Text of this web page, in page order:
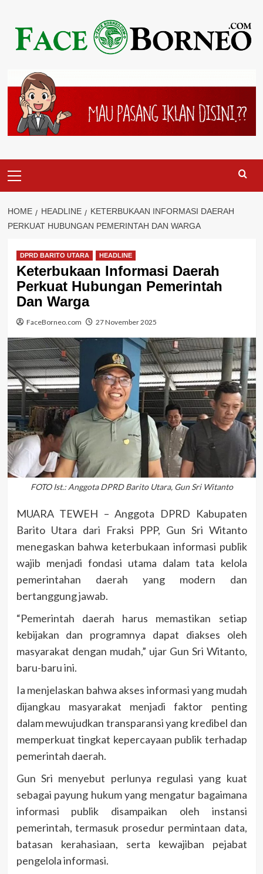
content
Menu
HOME HEADLINE
KETERBUKAAN INFORMASI DAERAH
PERKUAT HUBUNGAN PEMERINTAH DAN WARGA
DPRD BARITO UTARA HEADLINE
Keterbukaan Informasi Daerah
Perkuat Hubungan Pemerintah
Dan Warga
FaceBorneo.com 27 November 2025
FOTO Ist.: Anggota DPRD Barito Utara, Gun Sri Witanto
MUARA TEWEH – Anggota DPRD Kabupaten
Barito Utara dari Fraksi PPP, Gun Sri Witanto
menegaskan bahwa keterbukaan informasi publik
wajib menjadi fondasi utama dalam tata kelola
pemerintahan daerah yang modern dan
bertanggung jawab.
“Pemerintah daerah harus memastikan setiap
kebijakan dan programnya dapat diakses oleh
masyarakat dengan mudah,” ujar Gun Sri Witanto,
baru-baru ini.
Ia menjelaskan bahwa akses informasi yang mudah
dijangkau masyarakat menjadi faktor penting
dalam mewujudkan transparansi yang kredibel dan
memperkuat tingkat kepercayaan publik terhadap
pemerintah daerah.
Gun Sri menyebut perlunya regulasi yang kuat
sebagai payung hukum yang mengatur bagaimana
informasi publik disampaikan oleh instansi
pemerintah, termasuk prosedur permintaan data,
batasan kerahasiaan, serta kewajiban pejabat
pengelola informasi.